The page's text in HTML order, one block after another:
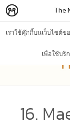
เราใช้คุ๊กกี้บนเว็บไซต์
เพื่อใช้บริ
The
16.